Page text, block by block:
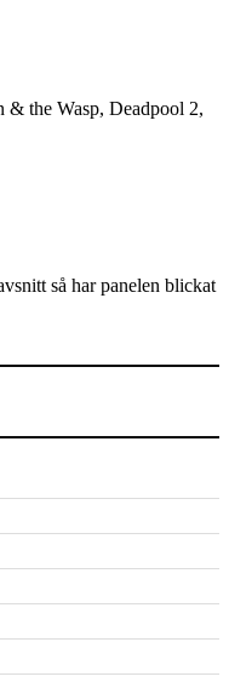
& the Wasp, Deadpool 2,
så har panelen blickat